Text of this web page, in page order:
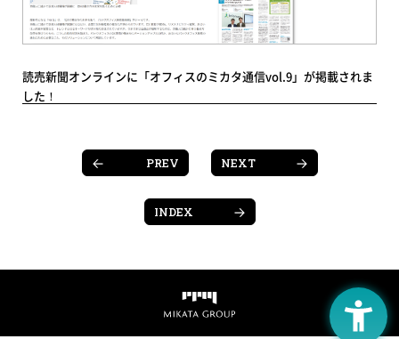
読売新聞オンラインに「オフィスのミカタ通信vol.9」が掲載されま
した！
PREV NEXT
INDEX